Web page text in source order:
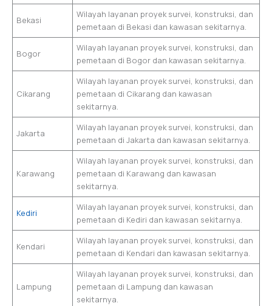
Bekasi
Wilayah layanan proyek survei, konstruksi, dan
pemetaan di Bekasi dan kawasan sekitarnya.
Bogor
Wilayah layanan proyek survei, konstruksi, dan
pemetaan di Bogor dan kawasan sekitarnya.
Cikarang
Wilayah layanan proyek survei, konstruksi, dan
pemetaan di Cikarang dan kawasan
sekitarnya.
Jakarta
Wilayah layanan proyek survei, konstruksi, dan
pemetaan di Jakarta dan kawasan sekitarnya.
Karawang
Wilayah layanan proyek survei, konstruksi, dan
pemetaan di Karawang dan kawasan
sekitarnya.
Kediri
Wilayah layanan proyek survei, konstruksi, dan
pemetaan di Kediri dan kawasan sekitarnya.
Kendari
Wilayah layanan proyek survei, konstruksi, dan
pemetaan di Kendari dan kawasan sekitarnya.
Lampung
Wilayah layanan proyek survei, konstruksi, dan
pemetaan di Lampung dan kawasan
sekitarnya.